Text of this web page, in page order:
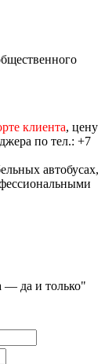
клиента, цену
по тел.: +7
автобусах,
— да и только"